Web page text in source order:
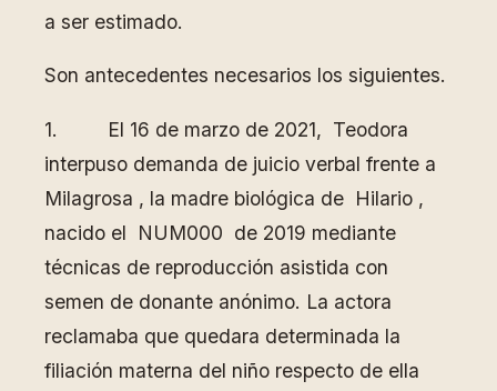
a ser estimado.
Son antecedentes necesarios los siguientes.
1. El 16 de marzo de 2021, Teodora
interpuso demanda de juicio verbal frente a
Milagrosa , la madre biológica de Hilario ,
nacido el NUM000 de 2019 mediante
técnicas de reproducción asistida con
semen de donante anónimo. La actora
reclamaba que quedara determinada la
filiación materna del niño respecto de ella